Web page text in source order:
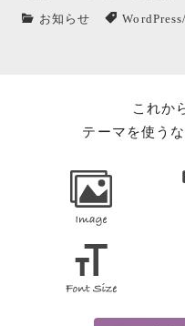
お知らせ WordPress/
これか
テーマを使う